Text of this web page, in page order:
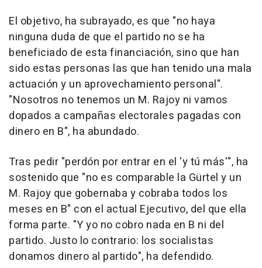
El objetivo, ha subrayado, es que "no haya
ninguna duda de que el partido no se ha
beneficiado de esta financiación, sino que han
sido estas personas las que han tenido una mala
actuación y un aprovechamiento personal".
"Nosotros no tenemos un M. Rajoy ni vamos
dopados a campañas electorales pagadas con
dinero en B", ha abundado.
Tras pedir "perdón por entrar en el 'y tú más'", ha
sostenido que "no es comparable la Gürtel y un
M. Rajoy que gobernaba y cobraba todos los
meses en B" con el actual Ejecutivo, del que ella
forma parte. "Y yo no cobro nada en B ni del
partido. Justo lo contrario: los socialistas
donamos dinero al partido", ha defendido.